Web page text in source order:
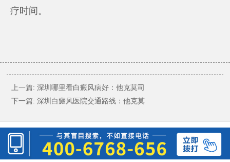
疗时间。
上一篇: 深圳哪里看白癜风病好：他克莫司
下一篇: 深圳白癜风医院交通路线：他克莫